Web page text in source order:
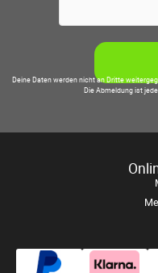
Deine Daten werden nicht an Dritte
Die Abmeldung ist